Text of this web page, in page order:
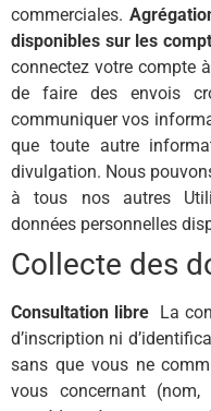
commerciales.
disponibles sur les
connectez votre compte
de faire des envois
communiquer vos
que toute autre
divulgation. Nous
à tous nos autres
données personnelles
Collecte des
Consultation libre La
d’inscription ni
sans que vous ne
vous concernant